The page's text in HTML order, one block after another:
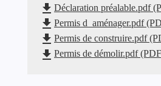
file_download Déclaration préalable.pdf
file_download Permis d_aménager.pdf
file_download Permis de construire.pdf
file_download Permis de démolir.pdf